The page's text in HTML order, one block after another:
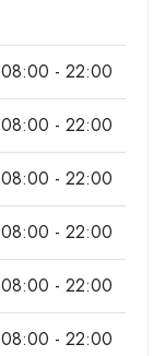
08:00 - 22:00
08:00 - 22:00
08:00 - 22:00
08:00 - 22:00
08:00 - 22:00
08:00 - 22:00